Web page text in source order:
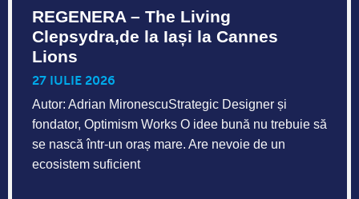
REGENERA – The Living
Clepsydra,de la Iași la Cannes
Lions
27 IULIE 2026
Autor: Adrian MironescuStrategic Designer și
fondator, Optimism Works O idee bună nu trebuie să
se nască într-un oraș mare. Are nevoie de un
ecosistem suficient